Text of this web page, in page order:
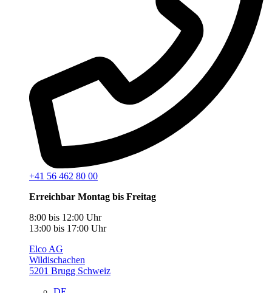
+41 56 462 80 00
Erreichbar Montag bis Freitag
8:00 bis 12:00 Uhr
13:00 bis 17:00 Uhr
Elco AG
Wildischachen
5201 Brugg Schweiz